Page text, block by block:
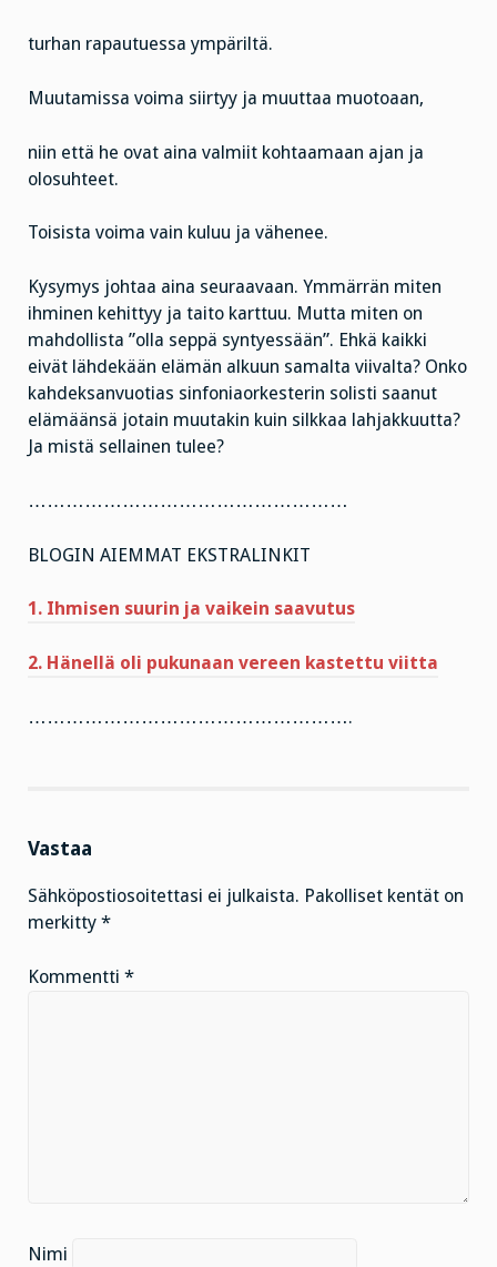
turhan rapautuessa ympäriltä.
Muutamissa voima siirtyy ja muuttaa muotoaan,
niin että he ovat aina valmiit kohtaamaan ajan ja
olosuhteet.
Toisista voima vain kuluu ja vähenee.
Kysymys johtaa aina seuraavaan. Ymmärrän miten
ihminen kehittyy ja taito karttuu. Mutta miten on
mahdollista ”olla seppä syntyessään”. Ehkä kaikki
eivät lähdekään elämän alkuun samalta viivalta? Onko
kahdeksanvuotias sinfoniaorkesterin solisti saanut
elämäänsä jotain muutakin kuin silkkaa lahjakkuutta?
Ja mistä sellainen tulee?
……………………………………………
BLOGIN AIEMMAT EKSTRALINKIT
1. Ihmisen suurin ja vaikein saavutus
2. Hänellä oli pukunaan vereen kastettu viitta
…………………………………………….
Vastaa
Sähköpostiosoitettasi ei julkaista. Pakolliset kentät on
merkitty *
Kommentti *
Nimi